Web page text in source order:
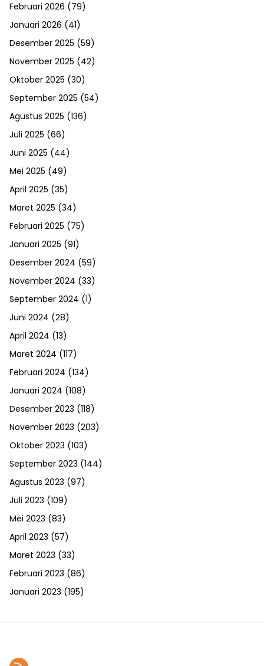
Februari 2026 (79)
Januari 2026 (41)
Desember 2025 (59)
November 2025 (42)
Oktober 2025 (30)
September 2025 (54)
Agustus 2025 (136)
Juli 2025 (66)
Juni 2025 (44)
Mei 2025 (49)
April 2025 (35)
Maret 2025 (34)
Februari 2025 (75)
Januari 2025 (91)
Desember 2024 (59)
November 2024 (33)
September 2024 (1)
Juni 2024 (28)
April 2024 (13)
Maret 2024 (117)
Februari 2024 (134)
Januari 2024 (108)
Desember 2023 (118)
November 2023 (203)
Oktober 2023 (103)
September 2023 (144)
Agustus 2023 (97)
Juli 2023 (109)
Mei 2023 (83)
April 2023 (57)
Maret 2023 (33)
Februari 2023 (86)
Januari 2023 (195)